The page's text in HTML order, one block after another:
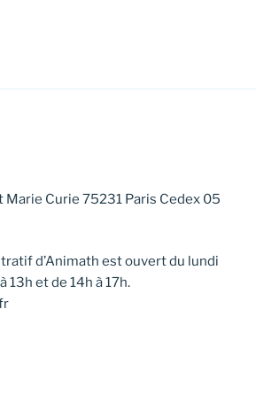
Marie Curie 75231 Paris Cedex 05
d’Animath est ouvert du lundi
13h et de 14h à 17h.